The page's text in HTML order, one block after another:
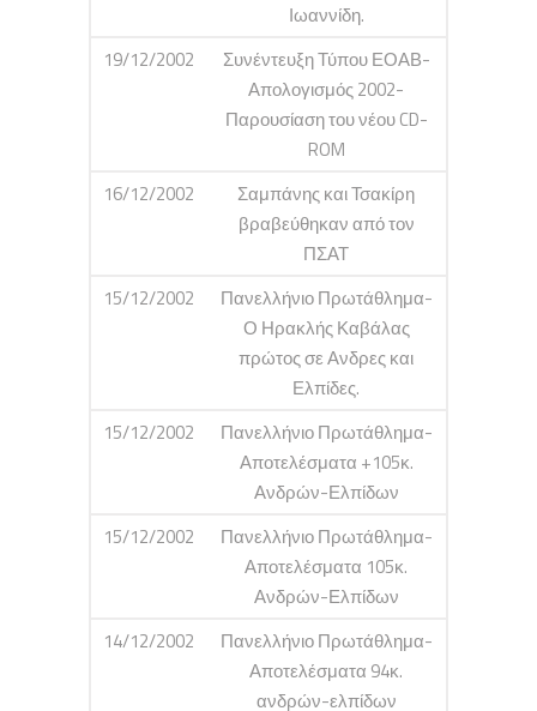
Ιωαννίδη.
19/12/2002
Συνέντευξη Τύπου ΕΟΑΒ-
Απολογισμός 2002-
Παρουσίαση του νέου CD-
ROM
16/12/2002
Σαμπάνης και Τσακίρη
βραβεύθηκαν από τον
ΠΣΑΤ
15/12/2002
Πανελλήνιο Πρωτάθλημα-
Ο Ηρακλής Καβάλας
πρώτος σε Ανδρες και
Ελπίδες.
15/12/2002
Πανελλήνιο Πρωτάθλημα-
Αποτελέσματα +105κ.
Ανδρών-Ελπίδων
15/12/2002
Πανελλήνιο Πρωτάθλημα-
Αποτελέσματα 105κ.
Ανδρών-Ελπίδων
14/12/2002
Πανελλήνιο Πρωτάθλημα-
Αποτελέσματα 94κ.
ανδρών-ελπίδων